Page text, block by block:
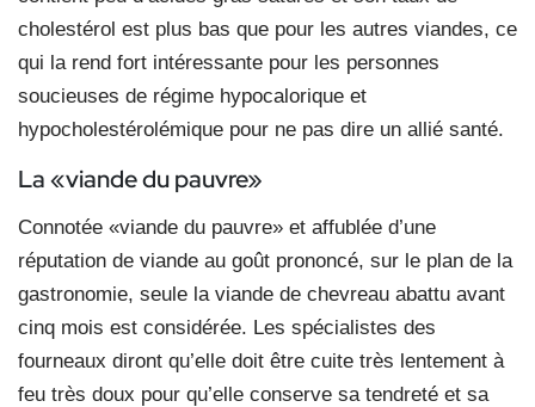
cholestérol est plus bas que pour les autres viandes, ce
qui la rend fort intéressante pour les personnes
soucieuses de régime hypocalorique et
hypocholestérolémique pour ne pas dire un allié santé.
La «viande du pauvre»
Connotée «viande du pauvre» et affublée d’une
réputation de viande au goût prononcé, sur le plan de la
gastronomie, seule la viande de chevreau abattu avant
cinq mois est considérée. Les spécialistes des
fourneaux diront qu’elle doit être cuite très lentement à
feu très doux pour qu’elle conserve sa tendreté et sa